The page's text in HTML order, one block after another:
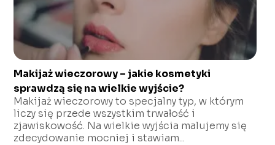
Makijaż wieczorowy – jakie kosmetyki
sprawdzą się na wielkie wyjście?
Makijaż wieczorowy to specjalny typ, w którym
liczy się przede wszystkim trwałość i
zjawiskowość. Na wielkie wyjścia malujemy się
zdecydowanie mocniej i stawiam...